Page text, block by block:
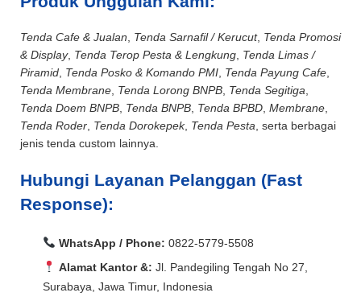
Tenda Cafe & Jualan Tenda Sarnafil / Kerucut, Tenda Promosi
& Display, Tenda Terop Pesta & Lengkung Tenda Limas /
Piramid Tenda Posko & Komando PMI Tenda Payung Cafe
Tenda Membrane Tenda Lorong BNPB Tenda Segitiga
Tenda Doem BNPB Tenda BNPB Tenda BPBD Membrane
Tenda Roder Tenda Dorokepek, Tenda Pesta , serta berbagai
jenis tenda custom lainnya.
Hubungi Layanan Pelanggan (Fast
Response):
WhatsApp / Phone: 0822-5779-5508
Alamat Kantor &: Jl. Pandegiling Tengah No 27,
Surabaya, Jawa Timur, Indonesia